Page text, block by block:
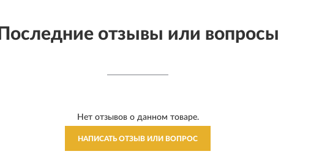
Последние отзывы или вопросы
Нет отзывов о данном товаре.
НАПИСАТЬ ОТЗЫВ ИЛИ ВОПРОС